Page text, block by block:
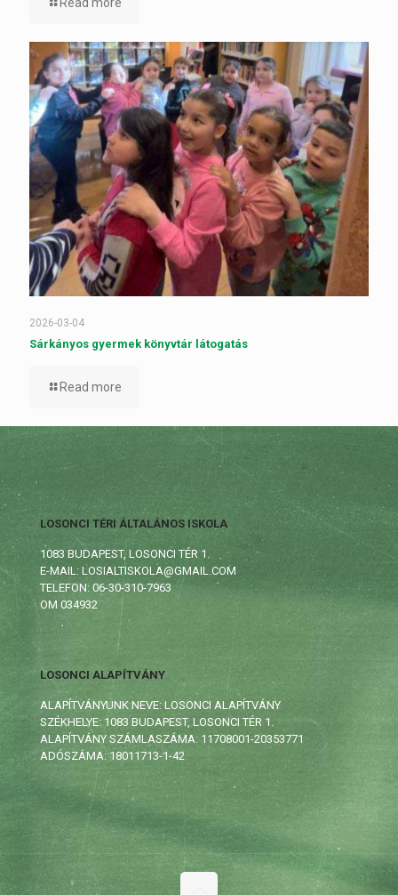
2026-03-04
Sárkányos gyermek könyvtár látogatás
Read more
LOSONCI TÉRI ÁLTALÁNOS ISKOLA
1083 BUDAPEST, LOSONCI TÉR 1.
E-MAIL: LOSIALTISKOLA@GMAIL.COM
TELEFON: 06-30-310-7963
OM 034932
LOSONCI ALAPÍTVÁNY
ALAPÍTVÁNYUNK NEVE: LOSONCI ALAPÍTVÁNY
SZÉKHELYE: 1083 BUDAPEST, LOSONCI TÉR 1.
ALAPÍTVÁNY SZÁMLASZÁMA: 11708001-20353771
ADÓSZÁMA: 18011713-1-42